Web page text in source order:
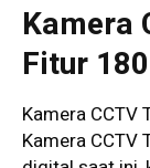
Kamera
Fitur
Kamera CCTV
Kamera CCTV